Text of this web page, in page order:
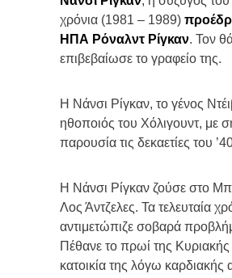
χρόνια (1981 – 1989)
ΗΠΑ Ρόναλντ Ρίγκαν. Τον
επιβεβαίωσε το γραφείο της.
H Νάνσι Ρίγκαν, το γένος
ηθοποιός του Χόλιγουντ, με
παρουσία τις δεκαετίες του
Η Νάνσι Ρίγκαν ζούσε στο
Λος Άντζελες. Τα τελευταία
αντιμετώπιζε σοβαρά
Πέθανε το πρωί της Κυριακής
κατοικία της λόγω καρδιακής